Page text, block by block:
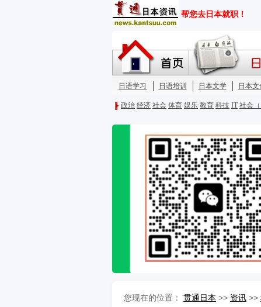
您现在的位置： 贯通日本 >> 资讯 >>